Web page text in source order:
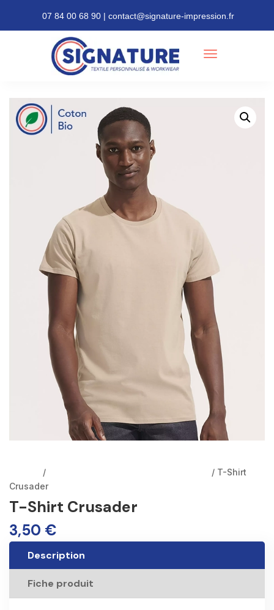
07 84 00 68 90 | contact@signature-impression.fr
/
/ T-Shirt
Crusader
T-Shirt Crusader
3,50 €
Description
Fiche produit